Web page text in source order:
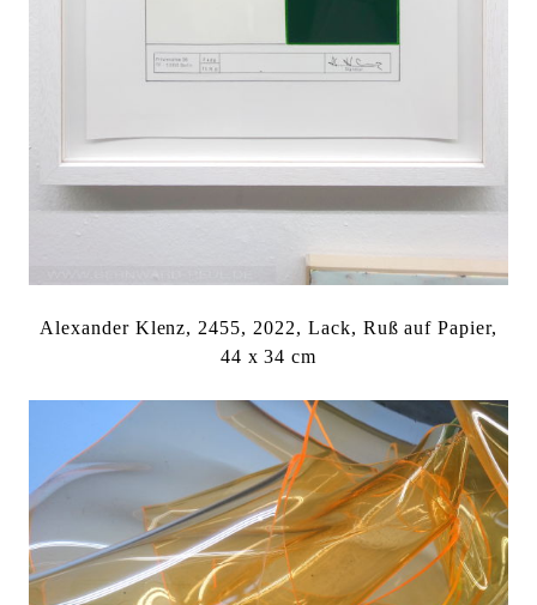
Alexander Klenz, 2455, 2022, Lack, Ruß auf Papier,
44 x 34 cm